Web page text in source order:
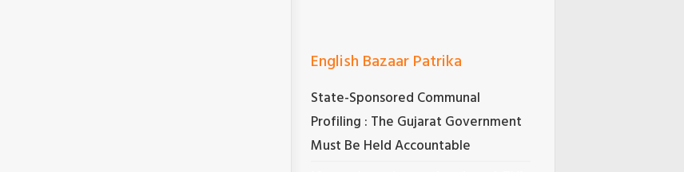
English Bazaar Patrika
State-Sponsored Communal
Profiling : The Gujarat Government
Must Be Held Accountable